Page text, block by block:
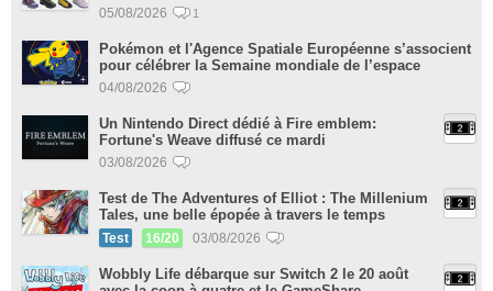
05/08/2026 1
Pokémon et l'Agence Spatiale Européenne s’associent
pour célébrer la Semaine mondiale de l’espace
04/08/2026
Un Nintendo Direct dédié à Fire emblem:
Fortune's Weave diffusé ce mardi
03/08/2026
Test de The Adventures of Elliot : The Millenium
Tales, une belle épopée à travers le temps
Test 16/20 03/08/2026
Wobbly Life débarque sur Switch 2 le 20 août